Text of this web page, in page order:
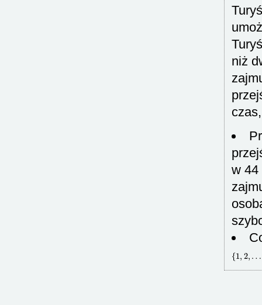
niż
w 44
{1 2,